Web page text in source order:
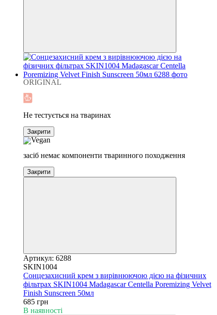
ORIGINAL
Не тестується на тваринах
Закрити
засіб немає компоненти тваринного походження
Закрити
Артикул: 6288
SKIN1004
Сонцезахисний крем з вирівнюючою дією на фізичних
фільтрах SKIN1004 Madagascar Centella Poremizing Velvet
Finish Sunscreen 50мл
685 грн
В наявності